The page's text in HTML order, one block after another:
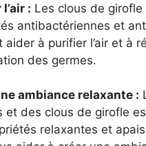
: Les clous de
antibactériennes et
aider à purifier l’air et à
des germes.
ambiance relaxante :
et des clous de girofle
relaxantes et